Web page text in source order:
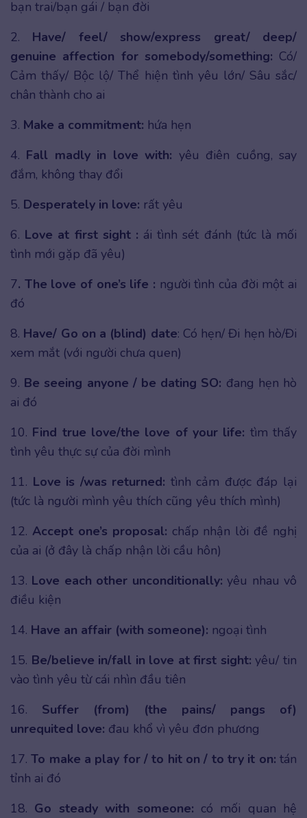
bạn trai/bạn gái / bạn đời
2. Have/ feel/ show/express great/ deep/
genuine affection for somebody/something: Có/
Cảm thấy/ Bộc lộ/ Thể hiện tình yêu lớn/ Sâu sắc/
chân thành cho ai
3. Make a commitment: hứa hẹn
4. Fall madly in love with: yêu điên cuồng, say
đắm, không thay đổi
5. Desperately in love: rất yêu
6. Love at first sight : ái tình sét đánh (tức là mối
tình mới gặp đã yêu)
7. The love of one’s life : người tình của đời một ai
đó
8. Have/ Go on a (blind) date: Có hẹn/ Đi hẹn hò/Đi
xem mắt (với người chưa quen)
9. Be seeing anyone / be dating SO: đang hẹn hò
ai đó
10. Find true love/the love of your life: tìm thấy
tình yêu thực sự của đời mình
11. Love is /was returned: tình cảm được đáp lại
(tức là người mình yêu thích cũng yêu thích mình)
12. Accept one’s proposal: chấp nhận lời đề nghị
của ai (ở đây là chấp nhận lời cầu hôn)
13. Love each other unconditionally: yêu nhau vô
điều kiện
14. Have an affair (with someone): ngoại tình
15. Be/believe in/fall in love at first sight: yêu/ tin
vào tình yêu từ cái nhìn đầu tiên
16. Suffer (from) (the pains/ pangs of)
unrequited love: đau khổ vì yêu đơn phương
17.To make a play for / to hit on / to try it on: tán
tỉnh ai đó
18. Go steady with someone: có mối quan hệ